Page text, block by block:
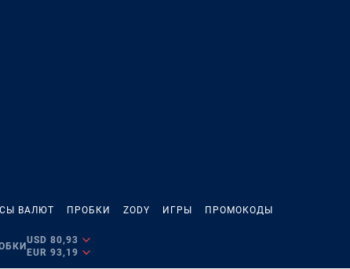
ВАЛЮТ ПРОБКИ ZODY ИГРЫ ПРОМОКОДЫ
USD 80,93
EUR 93,19